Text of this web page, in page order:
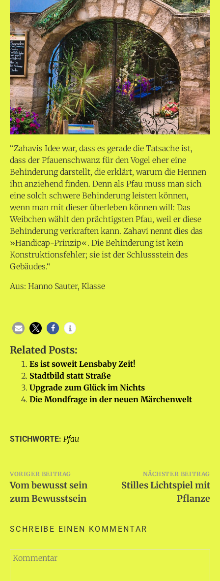
“Zahavis Idee war, dass es gerade die Tatsache ist,
dass der Pfauenschwanz für den Vogel eher eine
Behinderung darstellt, die erklärt, warum die Hennen
ihn anziehend finden. Denn als Pfau muss man sich
eine solch schwere Behinderung leisten können,
wenn man mit dieser überleben können will: Das
Weibchen wählt den prächtigsten Pfau, weil er diese
Behinderung verkraften kann. Zahavi nennt dies das
»Handicap-Prinzip«. Die Behinderung ist kein
Konstruktionsfehler; sie ist der Schlussstein des
Gebäudes.“
Aus: Hanno Sauter, Klasse
Related Posts:
Es ist soweit Lensbaby Zeit!
Stadtbild statt Straße
Upgrade zum Glück im Nichts
Die Mondfrage in der neuen Märchenwelt
STICHWORTE: Pfau
Beitragsnavigation
VORIGER BEITRAG
Vom bewusst sein
zum Bewusstsein
NÄCHSTER BEITRAG
Stilles Lichtspiel mit
Pflanze
SCHREIBE EINEN KOMMENTAR